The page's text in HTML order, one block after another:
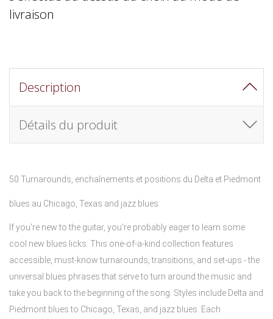
livraison
Description
Détails du produit
50 Turnarounds, enchaînements et positions du Delta et Piedmont
blues au Chicago, Texas and jazz blues
If you're new to the guitar, you're probably eager to learn some
cool new blues licks. This one-of-a-kind collection features
accessible, must-know turnarounds, transitions, and set-ups - the
universal blues phrases that serve to turn around the music and
take you back to the beginning of the song. Styles include Delta and
Piedmont blues to Chicago, Texas, and jazz blues. Each